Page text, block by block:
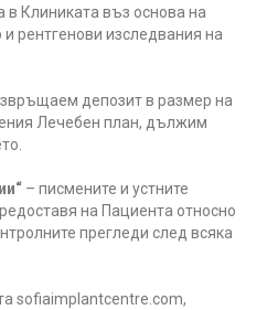
Клиниката въз основа на
рентгенови изследвания на
депозит в размер на
Лечебен план, дължим
– писмените и устните
на Пациента относно
прегледи след всяка
sofiaimplantcentre.com,